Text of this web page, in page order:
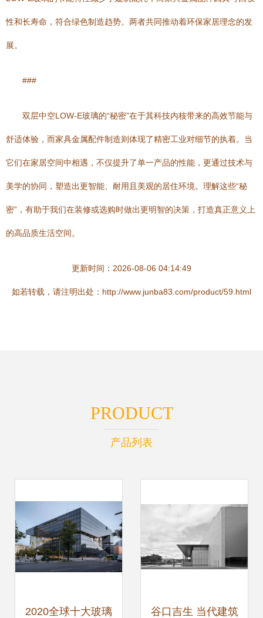
性和长寿命，符合绿色制造趋势。两者共同推动着环保家居理念的发
展。
###
双层中空LOW-E玻璃的“秘密”在于其科技内核带来的高效节能与
舒适体验，而家具金属配件制造则体现了精密工业对细节的执着。当
它们在家居空间中相遇，不仅提升了单一产品的性能，更通过技术与
美学的协同，塑造出更智能、耐用且美观的居住环境。理解这些“秘
密”，有助于我们在装修或选购时做出更明智的决策，打造真正意义上
的高品质生活空间。
更新时间：2026-08-06 04:14:49
如若转载，请注明出处：http://www.junba83.com/product/59.html
PRODUCT
产品列表
2020全球十大玻璃 谷口吉生 当代建筑